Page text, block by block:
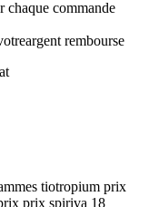
chaque commande
rembourse
tiotropium prix
prix spiriva 18